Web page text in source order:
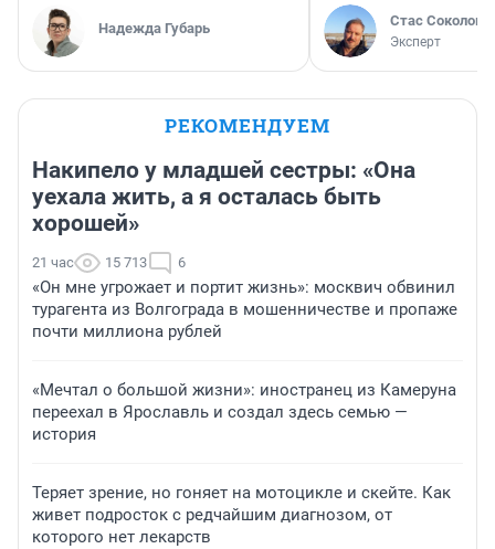
Надежда Губарь Стас Соколов
Эксперт
РЕКОМЕНДУЕМ
Накипело у младшей сестры: «Она
уехала жить, а я осталась быть
хорошей»
21 час 15 713 6
«Он мне угрожает и портит жизнь»: москвич обвинил
турагента из Волгограда в мошенничестве и пропаже
почти миллиона рублей
«Мечтал о большой жизни»: иностранец из Камеруна
переехал в Ярославль и создал здесь семью —
история
Теряет зрение, но гоняет на мотоцикле и скейте. Как
живет подросток с редчайшим диагнозом, от
которого нет лекарств